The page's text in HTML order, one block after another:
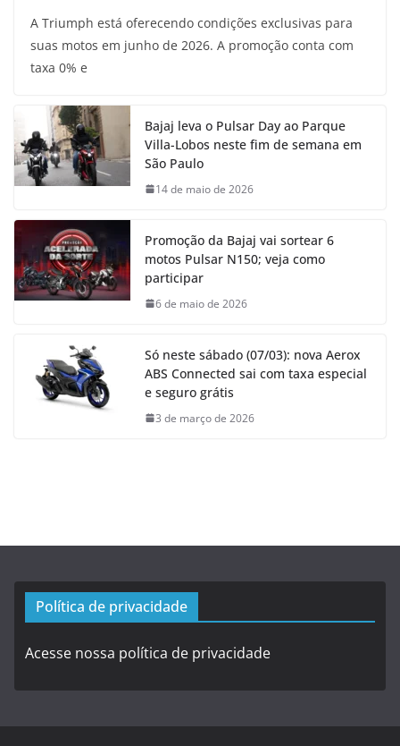
A Triumph está oferecendo condições exclusivas para
suas motos em junho de 2026. A promoção conta com
taxa 0% e
Bajaj leva o Pulsar Day ao Parque
Villa-Lobos neste fim de semana em
São Paulo
14 de maio de 2026
Promoção da Bajaj vai sortear 6
motos Pulsar N150; veja como
participar
6 de maio de 2026
Só neste sábado (07/03): nova Aerox
ABS Connected sai com taxa especial
e seguro grátis
3 de março de 2026
Política de privacidade
Acesse nossa política de privacidade